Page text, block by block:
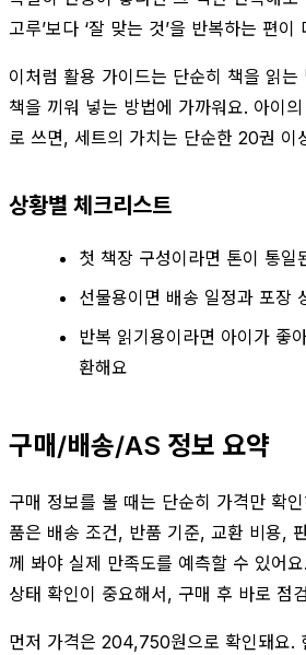
고루’보다 ‘잘 맞는 것’을 반복하는 편이
이처럼 활용 가이드는 단순히 책을 읽는
책을 끼워 넣는 방법에 가까워요. 아이
로 쓰면, 세트의 가치는 단순한 20권 이
상황별 체크리스트
첫 책장 구성이라면 톤이 통일
선물용이면 배송 일정과 포장
반복 읽기용이라면 아이가 좋
환해요
구매/배송/AS 정보 요약
구매 정보를 볼 때는 단순히 가격만 확
품은 배송 조건, 반품 기준, 교환 비용,
께 봐야 실제 만족도를 예측할 수 있어
상태 확인이 중요해서, 구매 후 바로 점
먼저 가격은 204,750원으로 확인돼요.